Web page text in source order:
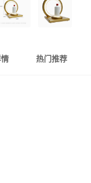
热门推荐